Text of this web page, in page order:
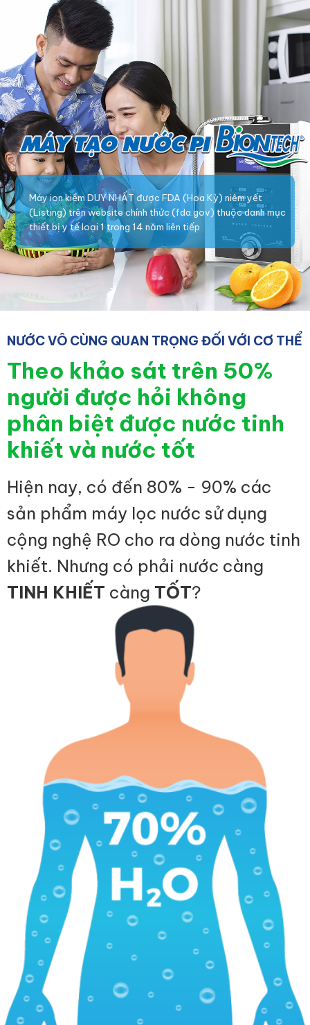
Máy ion kiềm DUY NHẤT được FDA (Hoa Kỳ) niêm yết
(Listing) trên website chính thức (fda.gov) thuộc danh mục
thiết bị y tế loại 1 trong 14 năm liên tiếp
NƯỚC VÔ CÙNG QUAN TRỌNG ĐỐI VỚI CƠ THỂ
Theo khảo sát trên 50%
người được hỏi không
phân biệt được nước tinh
khiết và nước tốt
Hiện nay, có đến 80% - 90% các
sản phẩm máy lọc nước sử dụng
cộng nghệ RO cho ra dòng nước tinh
khiết. Nhưng có phải nước càng
TINH KHIẾT càng TỐT?